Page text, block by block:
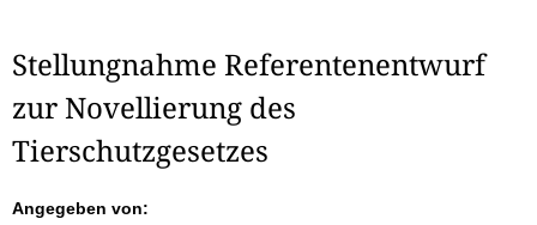
Stellungnahme Referentenentwurf
zur Novellierung des
Tierschutzgesetzes
Angegeben von: